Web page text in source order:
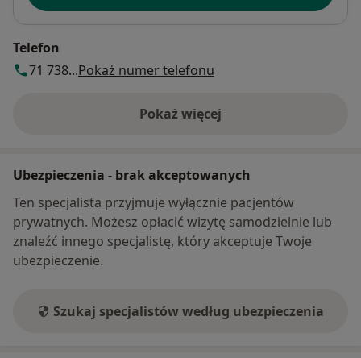
Telefon
71 738...Pokaż numer telefonu
Pokaż więcej
o adresie
Ubezpieczenia - brak akceptowanych
Ten specjalista przyjmuje wyłącznie pacjentów
prywatnych. Możesz opłacić wizytę samodzielnie lub
znaleźć innego specjalistę, który akceptuje Twoje
ubezpieczenie.
Szukaj specjalistów według ubezpieczenia